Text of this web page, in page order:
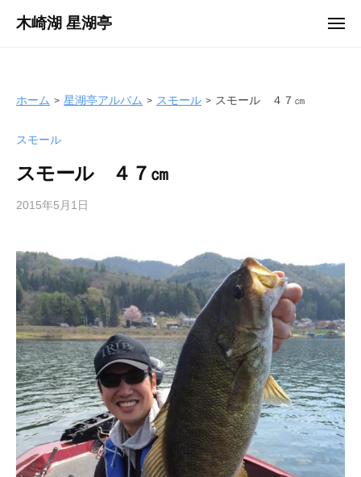
木崎湖 星湖亭
大
市
の
ン
ボ
ー
ト
/
バ
ス
ボ
ー
ト
/
ス
メ
ホーム 星湖亭アルバム スモール スモール ４７㎝
スモール
スモール ４７㎝
2015年5月1日
e
k
o
t
e
i
_
w
e
b
ー